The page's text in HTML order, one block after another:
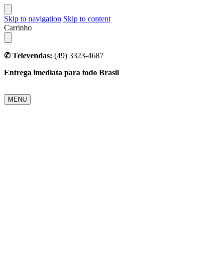
Skip to navigation Skip to content
Carrinho
✆ Televendas: (49) 3323-4687
Entrega imediata para todo Brasil
MENU